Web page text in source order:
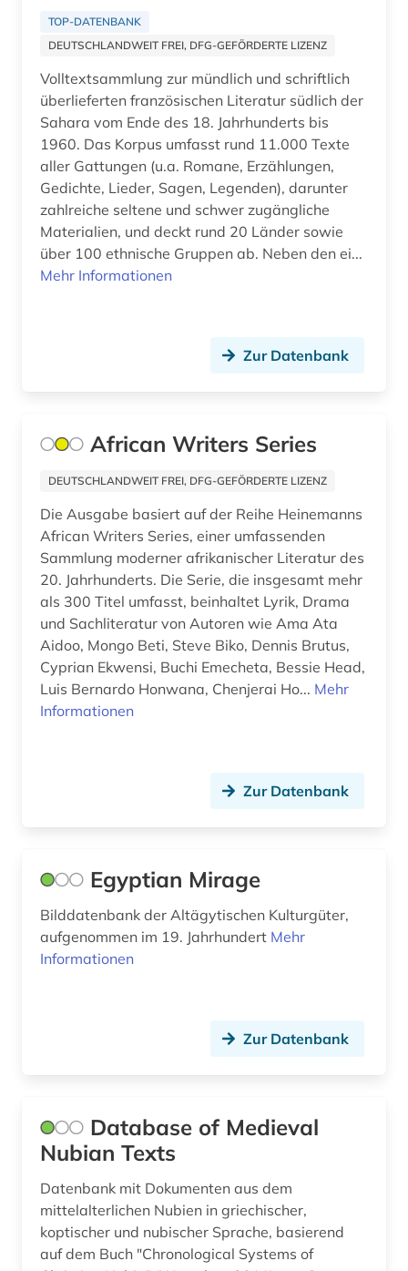
lempicka (1)
lesotho (1)
lexikon (1)
libyen (1)
lieferbares buch (1)
linguistik (2)
literatur (3)
marokko (2)
mauretanien (1)
mauritius (1)
mediensysteme (1)
medizin (3)
menschenrechtspolitik (1)
menschenrechtsverletzung (1)
migration (1)
mittelasien (2)
mittlerer osten (2)
mudjahedin (1)
TOP-DATENBANK
DEUTSCHLANDWEIT FREI, DFG-GEFÖRDERTE LIZENZ
Volltextsammlung zur mündlich und schriftlich
überlieferten französischen Literatur südlich der
Sahara vom Ende des 18. Jahrhunderts bis
1960. Das Korpus umfasst rund 11.000 Texte
aller Gattungen (u.a. Romane, Erzählungen,
Gedichte, Lieder, Sagen, Legenden), darunter
zahlreiche seltene und schwer zugängliche
Materialien, und deckt rund 20 Länder sowie
über 100 ethnische Gruppen ab. Neben den ei...
Mehr Informationen
Zur Datenbank
African Writers Series
DEUTSCHLANDWEIT FREI, DFG-GEFÖRDERTE LIZENZ
Die Ausgabe basiert auf der Reihe Heinemanns
African Writers Series, einer umfassenden
Sammlung moderner afrikanischer Literatur des
20. Jahrhunderts. Die Serie, die insgesamt mehr
als 300 Titel umfasst, beinhaltet Lyrik, Drama
und Sachliteratur von Autoren wie Ama Ata
Aidoo, Mongo Beti, Steve Biko, Dennis Brutus,
Cyprian Ekwensi, Buchi Emecheta, Bessie Head,
Luis Bernardo Honwana, Chenjerai Ho... Mehr
Informationen
Zur Datenbank
Egyptian Mirage
Bilddatenbank der Altägytischen Kulturgüter,
aufgenommen im 19. Jahrhundert Mehr
Informationen
Zur Datenbank
Database of Medieval
Nubian Texts
Datenbank mit Dokumenten aus dem
mittelalterlichen Nubien in griechischer,
koptischer und nubischer Sprache, basierend
auf dem Buch "Chronological Systems of